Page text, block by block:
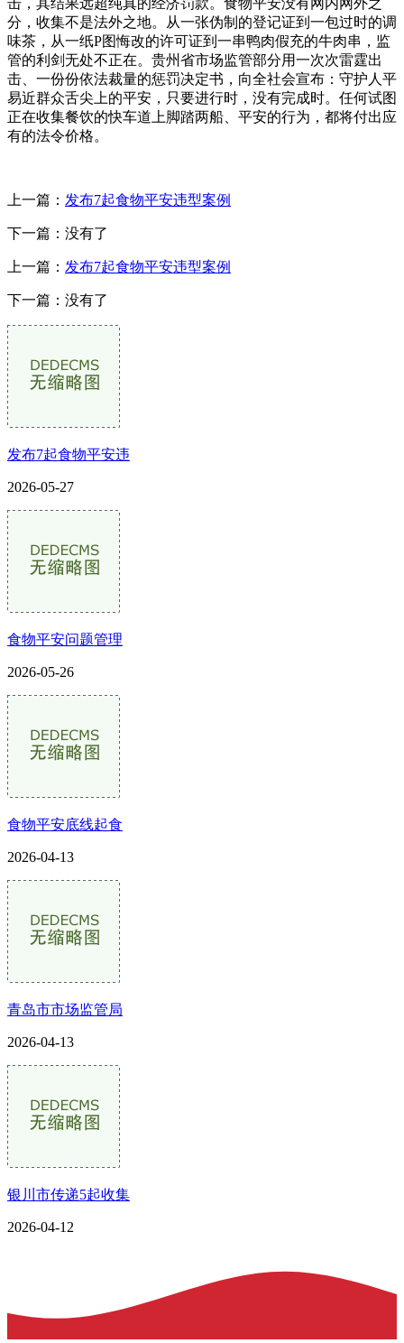
分，收集不是法外之地。从一张伪制的登记证到一包过时的调
味茶，从一纸P图悔改的许可证到一串鸭肉假充的牛肉串，监
管的利剑无处不正在。贵州省市场监管部分用一次次雷霆出
击、一份份依法裁量的惩罚决定书，向全社会宣布：守护人平
易近群众舌尖上的平安，只要进行时，没有完成时。任何试图
正在收集餐饮的快车道上脚踏两船、平安的行为，都将付出应
有的法令价格。
上一篇： 发布7起食物平安违型案例
下一篇：没有了
上一篇： 发布7起食物平安违型案例
下一篇：没有了
发布7起食物平安违
2026-05-27
食物平安问题管理
2026-05-26
食物平安底线起食
2026-04-13
青岛市市场监管局
2026-04-13
银川市传递5起收集
2026-04-12